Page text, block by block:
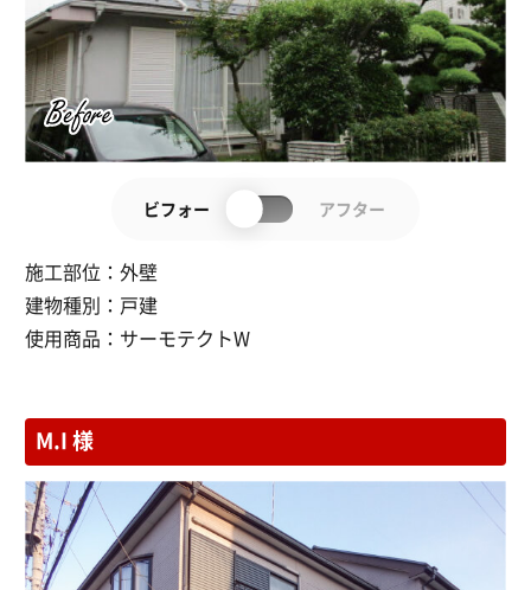
施工部位：外壁
建物種別： 戸建
使用商品： サーモテクトW
ビフォー アフター
M.I 様